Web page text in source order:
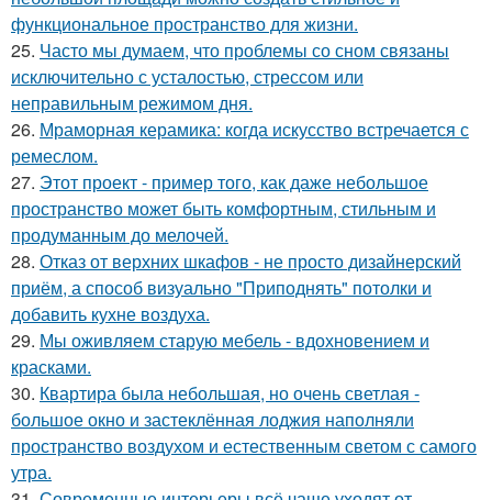
функциональное пространство для жизни.
25. Часто мы думаем, что проблемы со сном связаны
исключительно с усталостью, стрессом или
неправильным режимом дня.
26. Мраморная керамика: когда искусство встречается с
ремеслом.
27. Этот проект - пример того, как даже небольшое
пространство может быть комфортным, стильным и
продуманным до мелочей.
28. Отказ от верхних шкафов - не просто дизайнерский
приём, а способ визуально "Приподнять" потолки и
добавить кухне воздуха.
29. Мы оживляем старую мебель - вдохновением и
красками.
30. Квартира была небольшая, но очень светлая -
большое окно и застеклённая лоджия наполняли
пространство воздухом и естественным светом с самого
утра.